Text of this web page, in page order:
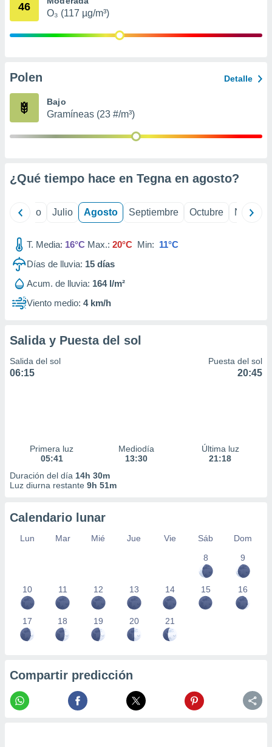
publicidad
de
1199
46
O₃ (117 µg/m³)
Polen Detalle
Bajo
Gramíneas (23 #/m³)
¿Qué tiempo hace en Tegna en agosto?
Junio Julio Agosto Septiembre Octubre
T. Media: 16°C Max.: 20°C Min: 11°C
Días de lluvia: 15 días
Acum. de lluvia: 164 l/m²
Viento medio: 4 km/h
Salida y Puesta del sol
Salida del sol
06:15
Puesta del sol
20:45
Primera luz
05:41
Mediodía
13:30
Última luz
21:18
Duración del día 14h 30m
Luz diurna restante 9h 51m
Calendario lunar
Lun Mar Mié Jue Vie Sáb
Dom
8
9
10 11 12 13 14 15 16
17 18 19 20 21
Compartir predicción